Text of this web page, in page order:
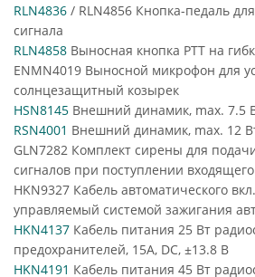
RLN4836 / RLN4856 Кнопка-педаль
сигнала
RLN4858 Выносная кнопка PTT на
ENMN4019 Выносной микрофон для
солнцезащитный козырек
HSN8145 Внешний динамик, max. 7.5
RSN4001 Внешний динамик, max. 12
GLN7282 Комплект сирены для
сигналов при поступлении
HKN9327 Кабель автоматического
управляемый системой зажигания
HKN4137 Кабель питания 25 Вт
предохранителей, 15А, DC, ±13.8 В
HKN4191 Кабель питания 45 Вт